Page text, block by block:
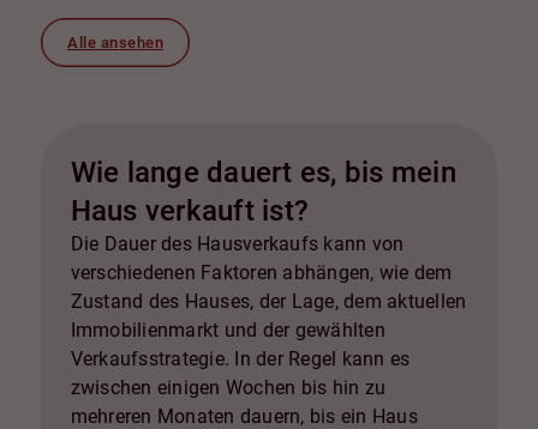
Alle ansehen
Wie lange dauert es, bis mein
Haus verkauft ist?
Die Dauer des Hausverkaufs kann von
verschiedenen Faktoren abhängen, wie dem
Zustand des Hauses, der Lage, dem aktuellen
Immobilienmarkt und der gewählten
Verkaufsstrategie. In der Regel kann es
zwischen einigen Wochen bis hin zu
mehreren Monaten dauern, bis ein Haus